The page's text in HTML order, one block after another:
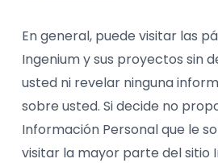
En general, puede visitar las
Ingenium y sus proyectos sin
usted ni revelar ninguna
sobre usted. Si decide no
Información Personal que le
visitar la mayor parte del sitio